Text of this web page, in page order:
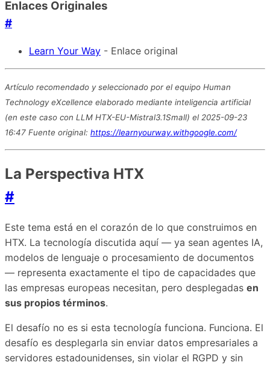
Enlaces Originales
#
Learn Your Way - Enlace original
Artículo recomendado y seleccionado por el equipo Human
Technology eXcellence elaborado mediante inteligencia artificial
(en este caso con LLM HTX-EU-Mistral3.1Small) el 2025-09-23
16:47 Fuente original: https://learnyourway.withgoogle.com/
La Perspectiva HTX
#
Este tema está en el corazón de lo que construimos en
HTX. La tecnología discutida aquí — ya sean agentes IA,
modelos de lenguaje o procesamiento de documentos
— representa exactamente el tipo de capacidades que
las empresas europeas necesitan, pero desplegadas en
sus propios términos.
El desafío no es si esta tecnología funciona. Funciona. El
desafío es desplegarla sin enviar datos empresariales a
servidores estadounidenses, sin violar el RGPD y sin